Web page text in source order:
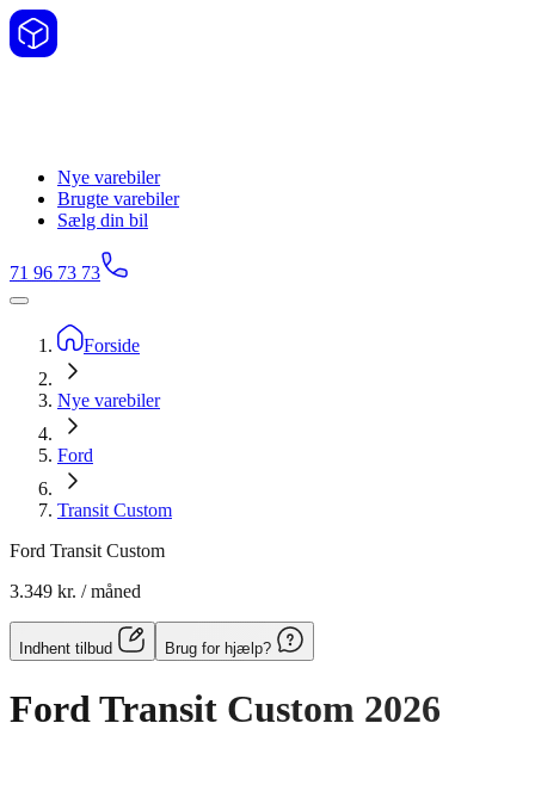
Nye varebiler
Brugte varebiler
Sælg din bil
71 96 73 73
Forside
Nye varebiler
Ford
Transit Custom
Ford Transit Custom
3.349 kr. / måned
Indhent tilbud Brug for hjælp?
Ford Transit Custom 2026